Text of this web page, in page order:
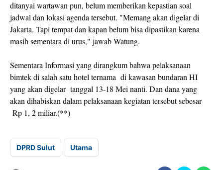
ditanyai wartawan pun, belum memberikan kepastian soal
jadwal dan lokasi agenda tersebut. "Memang akan digelar di
Jakarta. Tapi tempat dan kapan belum bisa dipastikan karena
masih sementara di urus," jawab Watung.
Sementara Informasi yang dirangkum bahwa pelaksanaan
bimtek di salah satu hotel ternama di kawasan bundaran HI
yang akan digelar tanggal 13-18 Mei nanti. Dan dana yang
akan dihabiskan dalam pelaksanaan kegiatan tersebut sebesar
Rp 1, 2 miliar.(**)
DPRD Sulut Utama